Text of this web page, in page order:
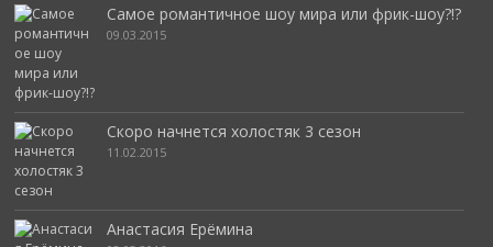
Самое романтичное шоу мира или фрик-шоу?!?
09.03.2015
Скоро начнется холостяк 3 сезон
11.02.2015
Анастасия Ерёмина